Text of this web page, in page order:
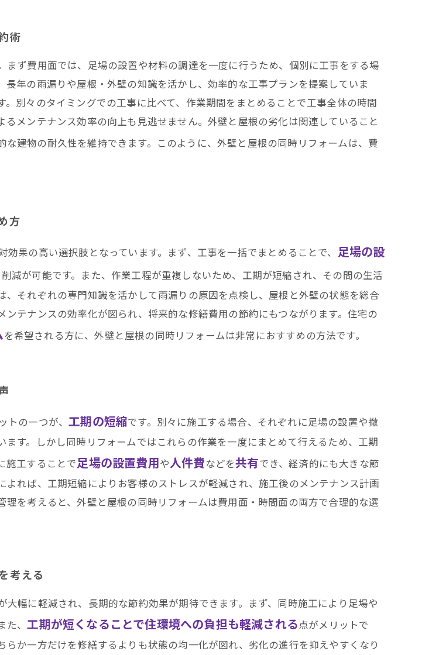
術
ず費用面では、足場の設置や材料の調達を一度に行うため、個別に工事をする場
年の雨漏りや屋根・外壁の知識を活かし、効率的な工事プランを提案していま
別々のタイミングでの工事に比べて、作業期間をまとめることで工事全体の時間
メンテナンス効率の向上も見逃せません。外壁と屋根の劣化は関連していること
な建物の耐久性を維持できます。このように、外壁と屋根の同時リフォームは、費
方
果の高い選択肢となっています。まず、工事を一括でまとめることで、 足場の設
減が可能です。また、作業工程が重複しないため、工期が短縮され、その間の生活
それぞれの専門知識を活かして雨漏りの原因を点検し、屋根と外壁の状態を総合
テナンスの効率化が図られ、将来的な修繕費用の節約にもつながります。住宅の
を希望される方に、外壁と屋根の同時リフォームは非常におすすめの方法です。
トの一つが、工期の短縮です。別々に施工する場合、それぞれに足場の設置や撤
す。しかし同時リフォームではこれらの作業を一度にまとめて行えるため、工期
施工することで足場の設置費用や人件費などを共有でき、経済的にも大きな節
れば、工期短縮によりお客様のストレスが軽減され、施工後のメンテナンス計画
を考えると、外壁と屋根の同時リフォームは費用面・時間面の両方で合理的な選
考える
幅に軽減され、長期的な節約効果が期待できます。まず、同時施工により足場や
た、工期が短くなることで住環境への負担も軽減される点がメリットで
か一方だけを修繕するよりも状態の均一化が図れ、劣化の進行を抑えやすくなり